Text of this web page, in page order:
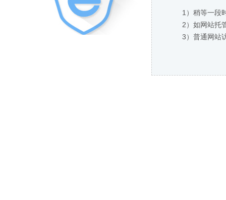
1）稍等一段
2）如网站托
3）普通网站